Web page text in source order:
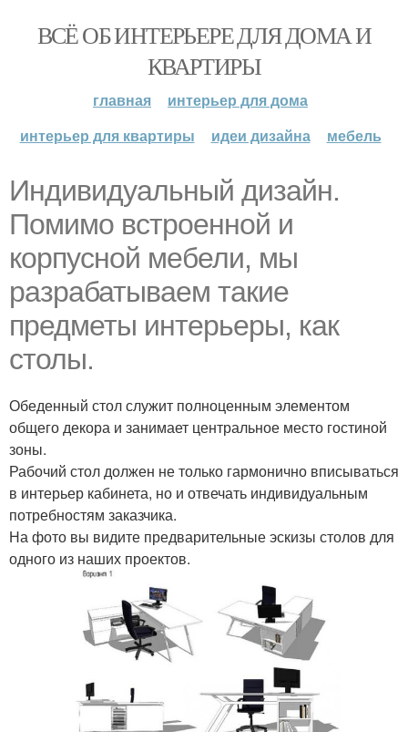
ВСЁ ОБ ИНТЕРЬЕРЕ ДЛЯ ДОМА И
КВАРТИРЫ
главная
интерьер для дома
интерьер для квартиры
идеи дизайна мебель
Индивидуальный дизайн.
Помимо встроенной и
корпусной мебели, мы
разрабатываем такие
предметы интерьеры, как
столы.
Обеденный стол служит полноценным элементом
общего декора и занимает центральное место гостиной
зоны.
Рабочий стол должен не только гармонично вписываться
в интерьер кабинета, но и отвечать индивидуальным
потребностям заказчика.
На фото вы видите предварительные эскизы столов для
одного из наших проектов.